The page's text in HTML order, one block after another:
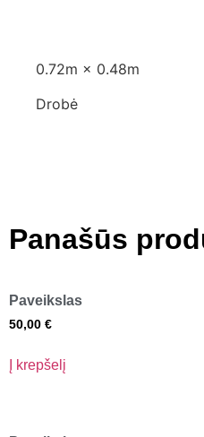
0.72m × 0.48m
Drobė
Panašūs
Paveikslas
50,00 €
Į krepšelį